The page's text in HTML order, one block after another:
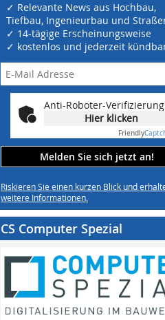
✓ Relevante News aus Hochbau,
Tiefbau, Ingenieurbau und
✓ 14-tägige Erscheinungsweise
✓ kostenlos und jederzeit
Anti-Roboter-Verifizierung
Hier klicken
Friendly
Melden Sie sich jetzt an!
Riskieren Sie einen kurzen Blick und
weitere Informationen.
CS Computer Spezial